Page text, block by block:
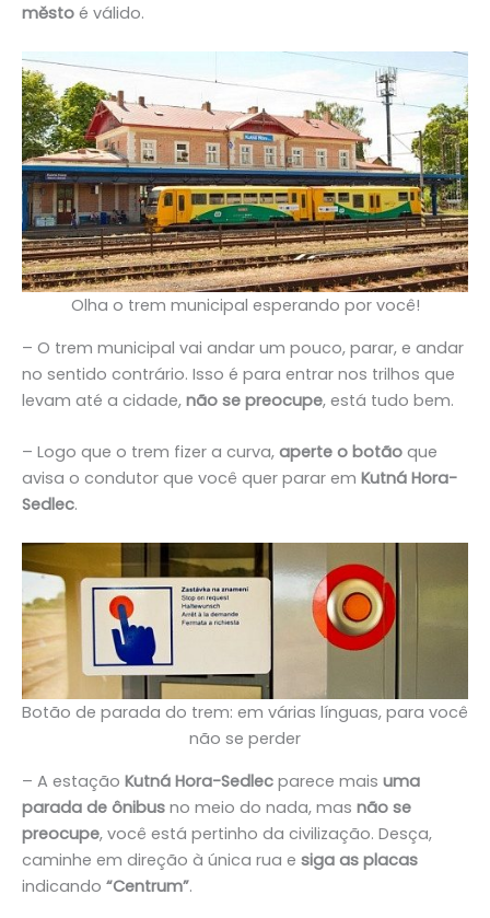
město é válido.
Olha o trem municipal esperando por você!
– O trem municipal vai andar um pouco, parar, e andar
no sentido contrário. Isso é para entrar nos trilhos que
levam até a cidade, não se preocupe, está tudo bem.
– Logo que o trem fizer a curva, aperte o botão que
avisa o condutor que você quer parar em Kutná Hora-
Sedlec.
Botão de parada do trem: em várias línguas, para você
não se perder
– A estação Kutná Hora-Sedlec parece mais uma
parada de ônibus no meio do nada, mas não se
preocupe, você está pertinho da civilização. Desça,
caminhe em direção à única rua e siga as placas
indicando “Centrum”.